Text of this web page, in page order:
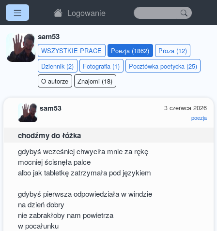
Logowanie
sam53
WSZYSTKIE PRACE Poezja (1862)
Proza (12)
Dziennik (2)
Fotografia (1)
Pocztówka poetycka (25)
O autorze
Znajomi (18)
3 czerwca 2026
poezja
sam53
chodźmy do łóżka
gdybyś wcześniej chwyciła mnie za rękę
mocniej ścisnęła palce
albo jak tabletkę zatrzymała pod językiem
gdybyś pierwsza odpowiedziała w windzie
na dzień dobry
nie zabrakłoby nam powietrza
w pocałunku